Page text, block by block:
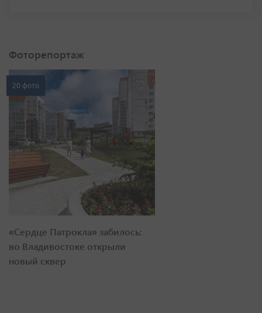
Фоторепортаж
20 фото
«Сердце Патрокла» забилось:
во Владивостоке открыли
новый сквер